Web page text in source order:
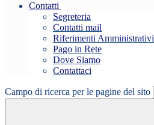
Contatti
Segreteria
Contatti mail
Riferimenti Amministrativi
Pago in Rete
Dove Siamo
Contattaci
Campo di ricerca per le pagine del sito